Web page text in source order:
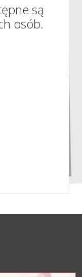
są
osób.